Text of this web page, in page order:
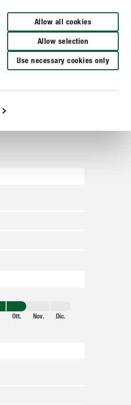
Allow all cookies
Allow selection
Use necessary cookies only
Ott. Nov. Dic.